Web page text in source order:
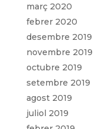
març 2020
febrer 2020
desembre 2019
novembre 2019
octubre 2019
setembre 2019
agost 2019
juliol 2019